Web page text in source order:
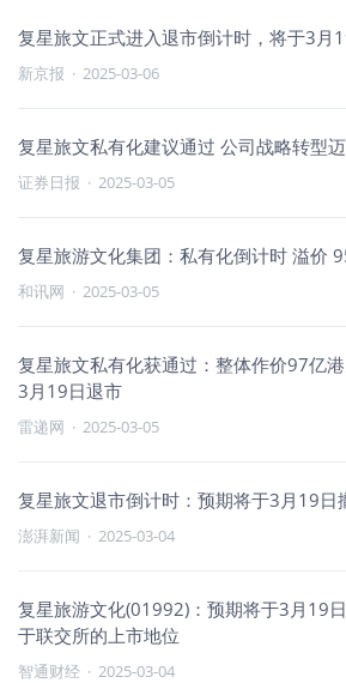
复星旅文正式进入退市倒计时，将于3月
新京报 · 2025-03-06
复星旅文私有化建议通过 公司战略转型
证券日报 · 2025-03-05
复星旅游文化集团：私有化倒计时 溢价
和讯网 · 2025-03-05
复星旅文私有化获通过：整体作价97亿
3月19日退市
雷递网 · 2025-03-05
复星旅文退市倒计时：预期将于3月19日
澎湃新闻 · 2025-03-04
复星旅游文化(01992)：预期将于3月19
于联交所的上市地位
智通财经 · 2025-03-04